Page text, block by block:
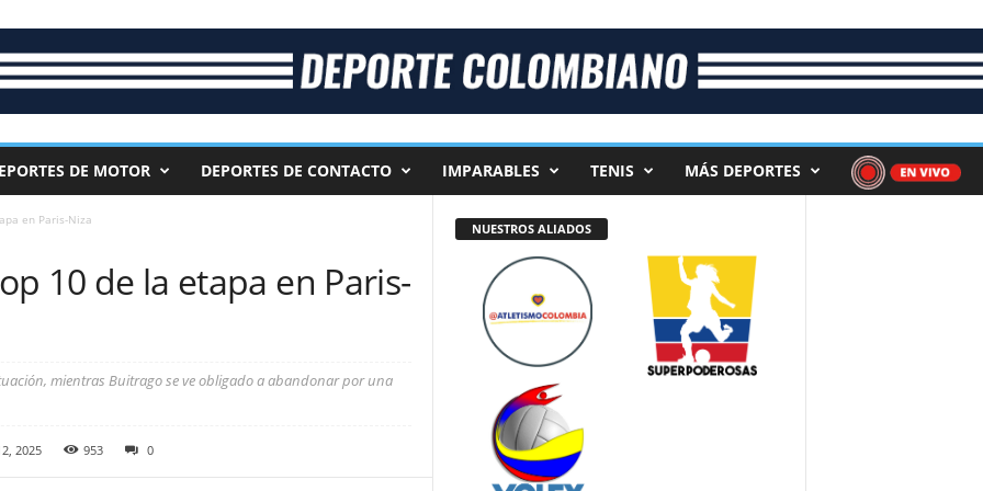
DE MOTOR DEPORTES DE CONTACTO IMPARABLES TENIS MÁS DEPORTES
en Paris-Niza
10 de la etapa en Paris-
mientras Buitrago se ve obligado a abandonar por una
2025 953 0
NUESTROS ALIADOS